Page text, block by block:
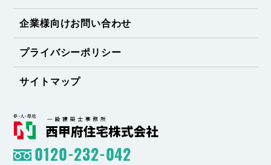
企業様向けお問い合わせ
プライバシーポリシー
サイトマップ
0120-232-042